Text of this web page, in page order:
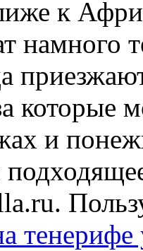
к
намного
которые
и